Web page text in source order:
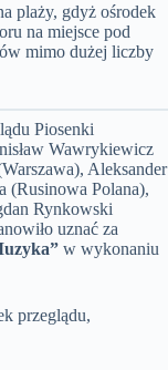
plaży, gdyż ośrodek
na miejsce pod
mimo dużej liczby
Piosenki
Wawrykiewicz
Aleksander
(Rusinowa Polana),
Rynkowski
uznać za
w wykonaniu
przeglądu,